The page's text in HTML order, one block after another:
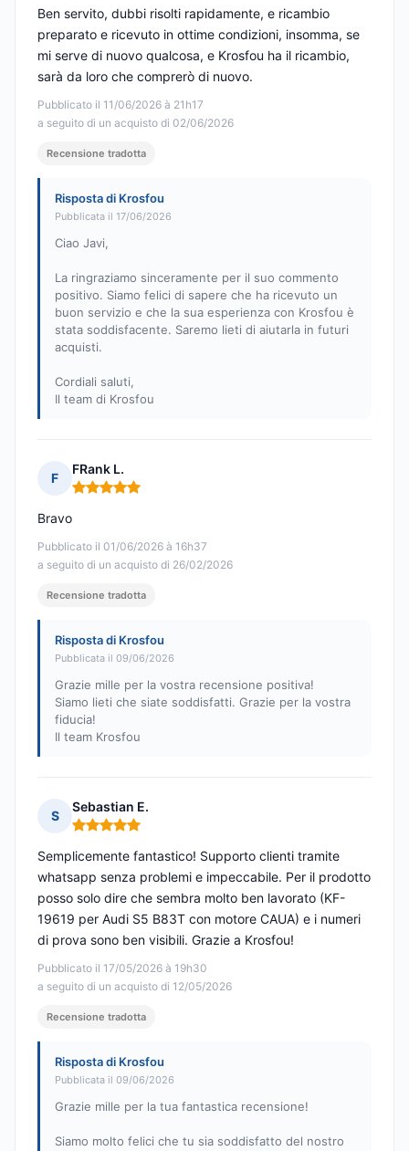
Pubblicato il 11/06/2026 à 21h17
a seguito di un acquisto di 02/06/2026
Ben servito, dubbi risolti rapidamente, e ricambio
preparato e ricevuto in ottime condizioni, insomma, se
mi serve di nuovo qualcosa, e Krosfou ha il ricambio,
sarà da loro che comprerò di nuovo.
Recensione tradotta
Risposta di Krosfou
Pubblicata il 17/06/2026
Ciao Javi,
La ringraziamo sinceramente per il suo commento
positivo. Siamo felici di sapere che ha ricevuto un
buon servizio e che la sua esperienza con Krosfou è
stata soddisfacente. Saremo lieti di aiutarla in futuri
acquisti.
Cordiali saluti,
Il team di Krosfou
F
FRank L.
Nota: 5 su 5
Pubblicato il 01/06/2026 à 16h37
a seguito di un acquisto di 26/02/2026
Bravo
Recensione tradotta
Risposta di Krosfou
Pubblicata il 09/06/2026
Grazie mille per la vostra recensione positiva!
Siamo lieti che siate soddisfatti. Grazie per la vostra
fiducia!
Il team Krosfou
S
Sebastian E.
Nota: 5 su 5
Pubblicato il 17/05/2026 à 19h30
a seguito di un acquisto di 12/05/2026
Semplicemente fantastico! Supporto clienti tramite
whatsapp senza problemi e impeccabile. Per il prodotto
posso solo dire che sembra molto ben lavorato (KF-
19619 per Audi S5 B83T con motore CAUA) e i numeri
di prova sono ben visibili. Grazie a Krosfou!
Recensione tradotta
Risposta di Krosfou
Pubblicata il 09/06/2026
Grazie mille per la tua fantastica recensione!
Siamo molto felici che tu sia soddisfatto del nostro